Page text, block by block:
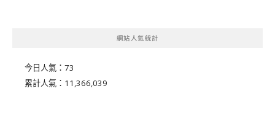
網站人氣統計
今日人氣： 73
累計人氣： 11,366,039